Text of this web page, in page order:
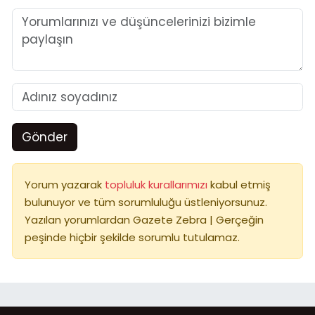
Gönder
Yorum yazarak topluluk kurallarımızı kabul etmiş
bulunuyor ve tüm sorumluluğu üstleniyorsunuz.
Yazılan yorumlardan Gazete Zebra | Gerçeğin
peşinde hiçbir şekilde sorumlu tutulamaz.